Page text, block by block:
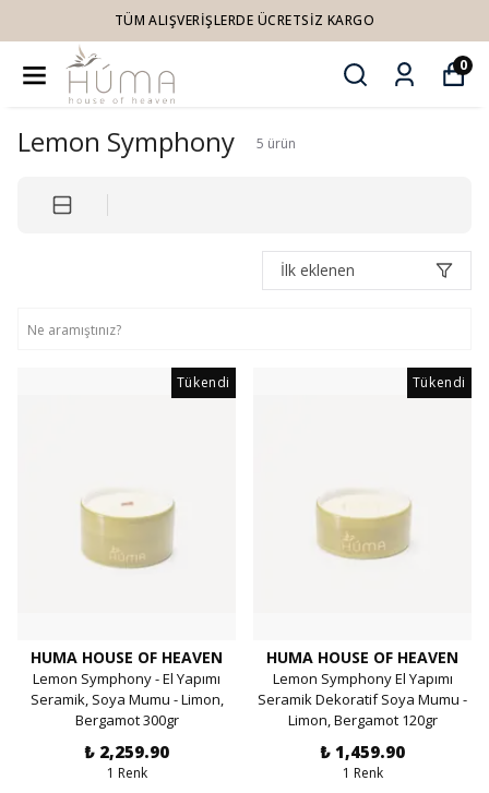
ÜCRETSIZ KARGO
0
Lemon Symphony 5 ürün
İlk eklenen
Tükendi
HUMA HOUSE OF HEAVEN
Lemon Symphony - El Yapımı
Seramik, Soya Mumu - Limon,
Bergamot 300gr
₺ 2,259.90
1 Renk
Tükendi
HUMA HOUSE OF HEAVEN
Lemon Symphony El Yapımı
Seramik Dekoratif Soya Mumu -
Limon, Bergamot 120gr
₺ 1,459.90
1 Renk